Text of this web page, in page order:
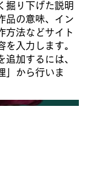
掘り下げた説明
品の意味、イン
方法などサイト
を入力します。
追加するには、
」から行いま